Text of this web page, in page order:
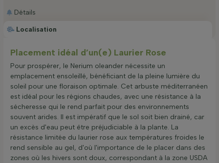
Localisation
Détails
Placement idéal d’un(e) Laurier Rose
Pour prospérer, le Nerium oleander nécessite un
emplacement ensoleillé, bénéficiant de la pleine lumière du
soleil pour une floraison optimale. Cet arbuste méditerranéen
est idéal pour les régions chaudes, avec une résistance à la
sécheresse qui le rend parfait pour des environnements
souvent arides. Il est impératif que le sol soit bien drainé, car
un excès d'eau peut être préjudiciable à la plante. La
résistance limitée du laurier rose aux températures froides le
rend sensible au gel, d'où l'importance de le placer dans des
zones où les hivers sont doux, correspondant à la zone USDA